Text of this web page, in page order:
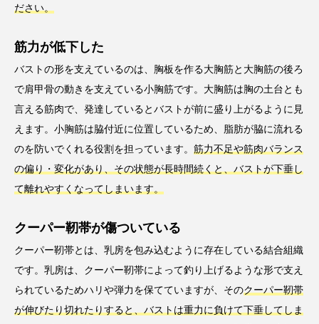
ださい。
筋力が低下した
バストの形を支えているのは、胸板を作る大胸筋と大胸筋の後ろ
で肩甲骨の動きを支えている小胸筋です。大胸筋は胸の土台とも
言える筋肉で、発達しているとバストが前に盛り上がるように見
えます。小胸筋は脇付近に位置しているため、脂肪が脇に流れる
のを防いでくれる役割を担っています。 筋力不足や筋肉バランス
の偏り・変化があり、その状態が長時間続くと、バストが下垂し
て離れやすくなってしまいます。
クーパー靭帯が傷ついている
クーパー靭帯とは、乳房を包み込むように存在している結合組織
です。乳房は、クーパー靭帯によって釣り上げるような形で支え
られているためハリや弾力を保てていますが、そのクーパー靭帯
が伸びたり切れたりすると、バストは重力に負けて下垂してしま